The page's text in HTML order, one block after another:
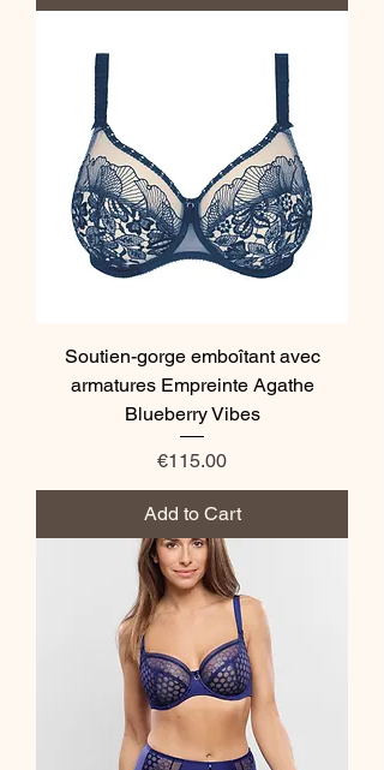
Soutien-gorge emboîtant avec
armatures Empreinte Agathe
Blueberry Vibes
Price
€115.00
Add to Cart